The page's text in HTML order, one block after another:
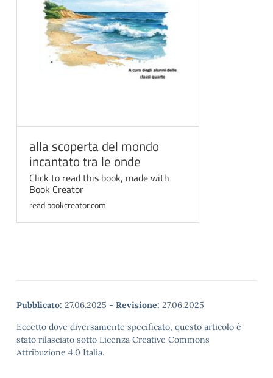
alla scoperta del mondo
incantato tra le onde
Click to read this book, made with
Book Creator
read.bookcreator.com
Pubblicato: 27.06.2025 - Revisione: 27.06.2025
Eccetto dove diversamente specificato, questo articolo è
stato rilasciato sotto Licenza Creative Commons
Attribuzione 4.0 Italia.